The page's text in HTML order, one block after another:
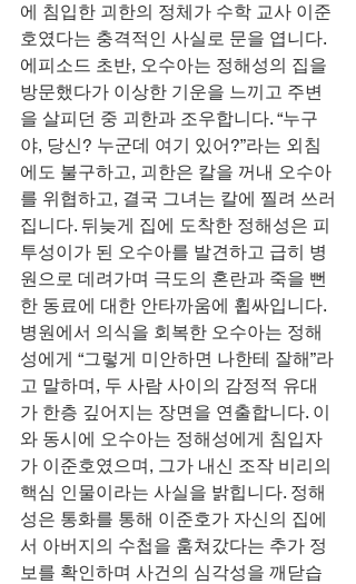
에 침입한 괴한의 정체가 수학 교사 이준
호였다는 충격적인 사실로 문을 엽니다.
에피소드 초반, 오수아는 정해성의 집을
방문했다가 이상한 기운을 느끼고 주변
을 살피던 중 괴한과 조우합니다. “누구
야, 당신? 누군데 여기 있어?”라는 외침
에도 불구하고, 괴한은 칼을 꺼내 오수아
를 위협하고, 결국 그녀는 칼에 찔려 쓰러
집니다. 뒤늦게 집에 도착한 정해성은 피
투성이가 된 오수아를 발견하고 급히 병
원으로 데려가며 극도의 혼란과 죽을 뻔
한 동료에 대한 안타까움에 휩싸입니다.
병원에서 의식을 회복한 오수아는 정해
성에게 “그렇게 미안하면 나한테 잘해”라
고 말하며, 두 사람 사이의 감정적 유대
가 한층 깊어지는 장면을 연출합니다. 이
와 동시에 오수아는 정해성에게 침입자
가 이준호였으며, 그가 내신 조작 비리의
핵심 인물이라는 사실을 밝힙니다. 정해
성은 통화를 통해 이준호가 자신의 집에
서 아버지의 수첩을 훔쳐갔다는 추가 정
보를 확인하며 사건의 심각성을 깨닫습